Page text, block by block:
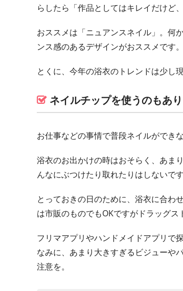
らしたら「作品としてはキレイだけど
おススメは「ニュアンスネイル」。何
ンス感のあるデザインがおススメです。
とくに、今年の浴衣のトレンドは少し
ネイルチップを使うのもあり
お仕事などの事情で普段ネイルができ
浴衣のお出かけの時はおそらく、あま
んなにぶつけたり取れたりはしないです
とっておきの日のために、浴衣に合わ
は市販のものでもOKですがドラッグス
フリマアプリやハンドメイドアプリで
なみに、あまり大きすぎるビジューや
注意を。